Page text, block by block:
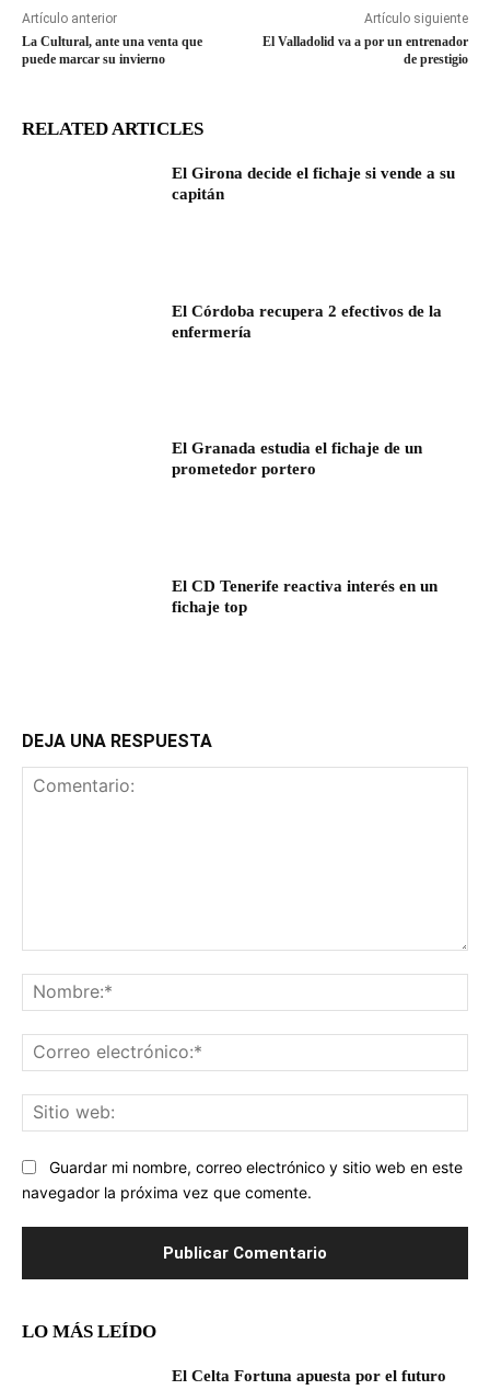
Artículo anterior
La Cultural, ante una venta que
puede marcar su invierno
Artículo siguiente
El Valladolid va a por un entrenador
de prestigio
RELATED ARTICLES
El Girona decide el fichaje si vende a su
capitán
El Córdoba recupera 2 efectivos de la
enfermería
El Granada estudia el fichaje de un
prometedor portero
El CD Tenerife reactiva interés en un
fichaje top
DEJA UNA RESPUESTA
Guardar mi nombre, correo electrónico y sitio web en este
navegador la próxima vez que comente.
LO MÁS LEÍDO
El Celta Fortuna apuesta por el futuro